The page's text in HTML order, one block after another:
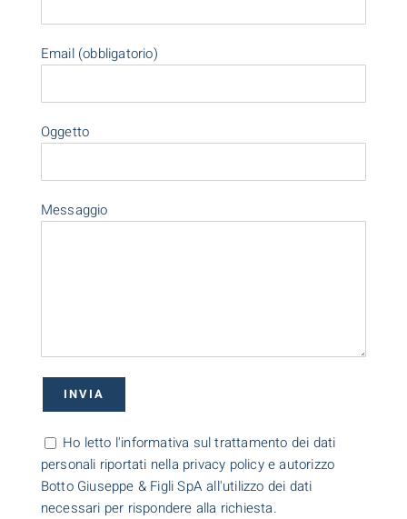
Email (obbligatorio)
Oggetto
Messaggio
Ho letto l'informativa sul trattamento dei dati
personali riportati nella privacy policy e autorizzo
Botto Giuseppe & Figli SpA all'utilizzo dei dati
necessari per rispondere alla richiesta.